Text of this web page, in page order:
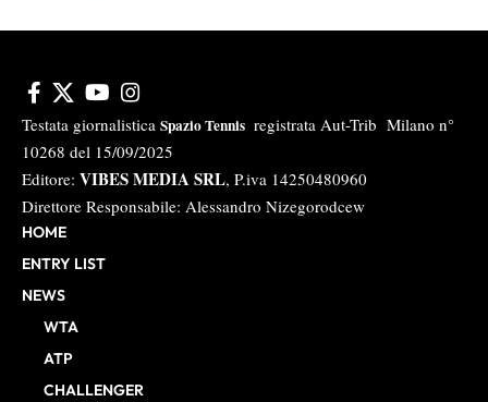
Testata giornalistica Spazio Tennis registrata Aut-Trib Milano n°
10268 del 15/09/2025
Editore: VIBES MEDIA SRL, P.iva 14250480960
Direttore Responsabile: Alessandro Nizegorodcew
HOME
ENTRY LIST
NEWS
WTA
ATP
CHALLENGER